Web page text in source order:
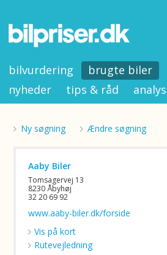
bilvurdering brugte biler
nyheder
tips & råd
Ny søgning Ændre søgning
Aaby Biler
Tomsagervej 13
8230 Åbyhøj
32 20 69 92
www.aaby-biler.dk/forside
Vis på kort
Rutevejledning